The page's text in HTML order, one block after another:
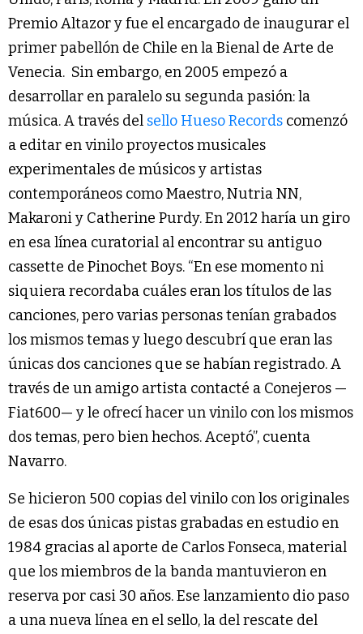
Premio Altazor y fue el encargado de inaugurar el
primer pabellón de Chile en la Bienal de Arte de
Venecia. Sin embargo, en 2005 empezó a
desarrollar en paralelo su segunda pasión: la
música. A través del sello Hueso Records comenzó
a editar en vinilo proyectos musicales
experimentales de músicos y artistas
contemporáneos como Maestro, Nutria NN,
Makaroni y Catherine Purdy. En 2012 haría un giro
en esa línea curatorial al encontrar su antiguo
cassette de Pinochet Boys. “En ese momento ni
siquiera recordaba cuáles eran los títulos de las
canciones, pero varias personas tenían grabados
los mismos temas y luego descubrí que eran las
únicas dos canciones que se habían registrado. A
través de un amigo artista contacté a Conejeros —
Fiat600— y le ofrecí hacer un vinilo con los mismos
dos temas, pero bien hechos. Aceptó”, cuenta
Navarro.
Se hicieron 500 copias del vinilo con los originales
de esas dos únicas pistas grabadas en estudio en
1984 gracias al aporte de Carlos Fonseca, material
que los miembros de la banda mantuvieron en
reserva por casi 30 años. Ese lanzamiento dio paso
a una nueva línea en el sello, la del rescate del